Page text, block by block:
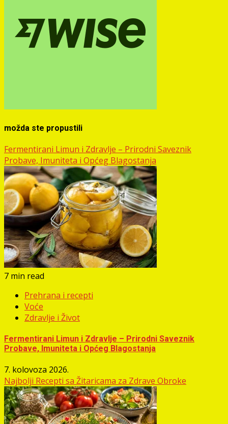
možda ste propustili
Fermentirani Limun i Zdravlje – Prirodni Saveznik
Probave, Imuniteta i Općeg Blagostanja
7 min read
Prehrana i recepti
Voće
Zdravlje i Život
Fermentirani Limun i Zdravlje – Prirodni Saveznik
Probave, Imuniteta i Općeg Blagostanja
7. kolovoza 2026.
Najbolji Recepti sa Žitaricama za Zdrave Obroke